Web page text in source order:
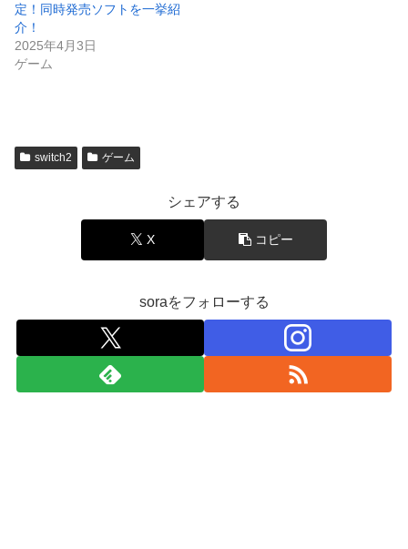
定！同時発売ソフトを一挙紹
介！
2025年4月3日
ゲーム
switch2 ゲーム
シェアする
X コピー
soraをフォローする